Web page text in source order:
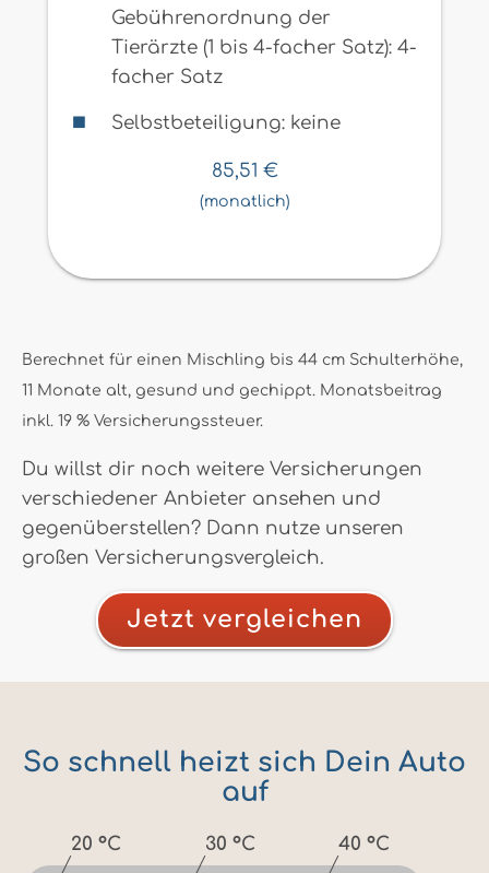
Gebührenordnung der
Tierärzte (1 bis 4-facher Satz): 4-
facher Satz
Selbstbeteiligung: keine
85,51 €
(monatlich)
Berechnet für einen Mischling bis 44 cm Schulterhöhe,
11 Monate alt, gesund und gechippt. Monatsbeitrag
inkl. 19 % Versicherungssteuer.
Du willst dir noch weitere Versicherungen
verschiedener Anbieter ansehen und
gegenüberstellen? Dann nutze unseren
großen Versicherungsvergleich.
Jetzt vergleichen
So schnell heizt sich Dein Auto
auf
20 °C 30 °C
40 °C